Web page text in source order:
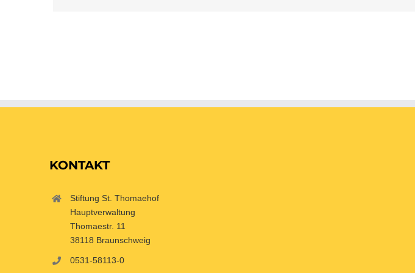
KONTAKT
Stiftung St. Thomaehof
Hauptverwaltung
Thomaestr. 11
38118 Braunschweig
0531-58113-0